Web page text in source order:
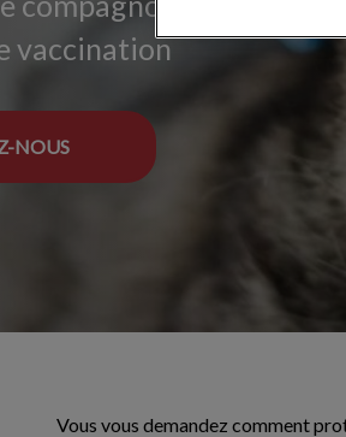
vaccination
NOUS
Vous vous demandez comment